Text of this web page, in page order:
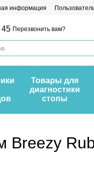
информация
45 Перезвонить вам?
Товары для
диагностики
стопы
Breezy